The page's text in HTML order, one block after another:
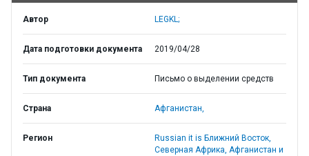
Автор LEGKL;
Дата подготовки документа 2019/04/28
Тип документа Письмо о выделении средств
Страна Афганистан,
Регион
Russian it is Ближний Восток,
Северная Африка, Афганистан и